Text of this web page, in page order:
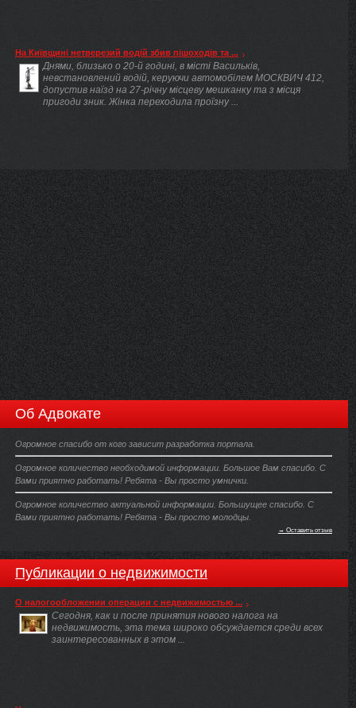
На Київщині нетверезий водій збив пішоходів та ...
Днями, близько о 20-й годині, в місті Васильків,
невстановлений водій, керуючи автомобілем МОСКВИЧ 412,
допустив наїзд на 27-річну місцеву мешканку та з місця
пригоди зник. Жінка переходила проїзну ...
Об Адвокате
Огромное спасибо от кого зависит разработка портала.
Огромное количество необходимой информации. Большое Вам спасибо. С
Вами приятно работать! Ребята - Вы просто умнички.
Огромное количество актуальной информации. Большущее спасибо. С
Вами приятно работать! Ребята - Вы просто молодцы.
→ Оставить отзыв
Публикации о недвижимости
О налогообложении операции с недвижимостью ...
Сегодня, как и после принятия нового налога на
недвижимость, эта тема широко обсуждается среди всех
заинтересованных в этом ...